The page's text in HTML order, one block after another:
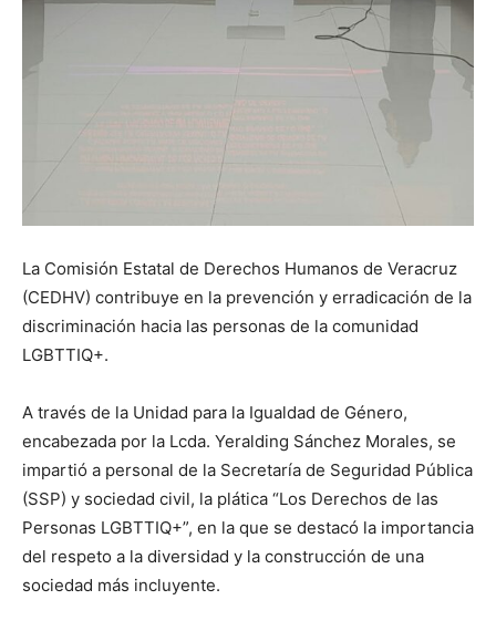
La Comisión Estatal de Derechos Humanos de Veracruz
(CEDHV) contribuye en la prevención y erradicación de la
discriminación hacia las personas de la comunidad
LGBTTIQ+.
A través de la Unidad para la Igualdad de Género,
encabezada por la Lcda. Yeralding Sánchez Morales, se
impartió a personal de la Secretaría de Seguridad Pública
(SSP) y sociedad civil, la plática “Los Derechos de las
Personas LGBTTIQ+”, en la que se destacó la importancia
del respeto a la diversidad y la construcción de una
sociedad más incluyente.